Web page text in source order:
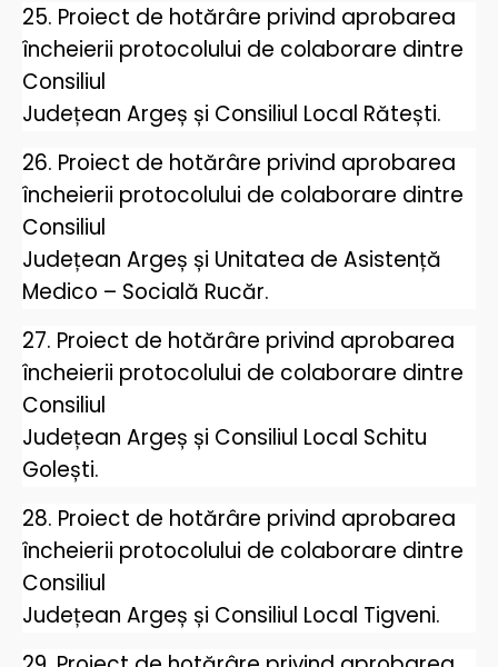
25. Proiect de hotărâre privind aprobarea
încheierii protocolului de colaborare dintre
Consiliul
Județean Argeș și Consiliul Local Rătești.
26. Proiect de hotărâre privind aprobarea
încheierii protocolului de colaborare dintre
Consiliul
Județean Argeș și Unitatea de Asistență
Medico – Socială Rucăr.
27. Proiect de hotărâre privind aprobarea
încheierii protocolului de colaborare dintre
Consiliul
Județean Argeș și Consiliul Local Schitu
Golești.
28. Proiect de hotărâre privind aprobarea
încheierii protocolului de colaborare dintre
Consiliul
Județean Argeș și Consiliul Local Tigveni.